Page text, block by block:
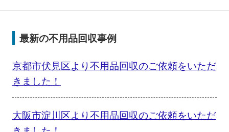
最新の不用品回収事例
京都市伏見区より不用品回収のご依頼をいただ
きました！
大阪市淀川区より不用品回収のご依頼をいただ